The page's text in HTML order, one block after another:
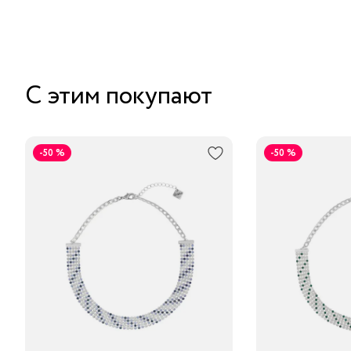
С этим покупают
-50 % -50 %